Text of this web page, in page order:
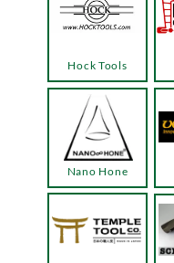
Hock Tools
Nano Hone